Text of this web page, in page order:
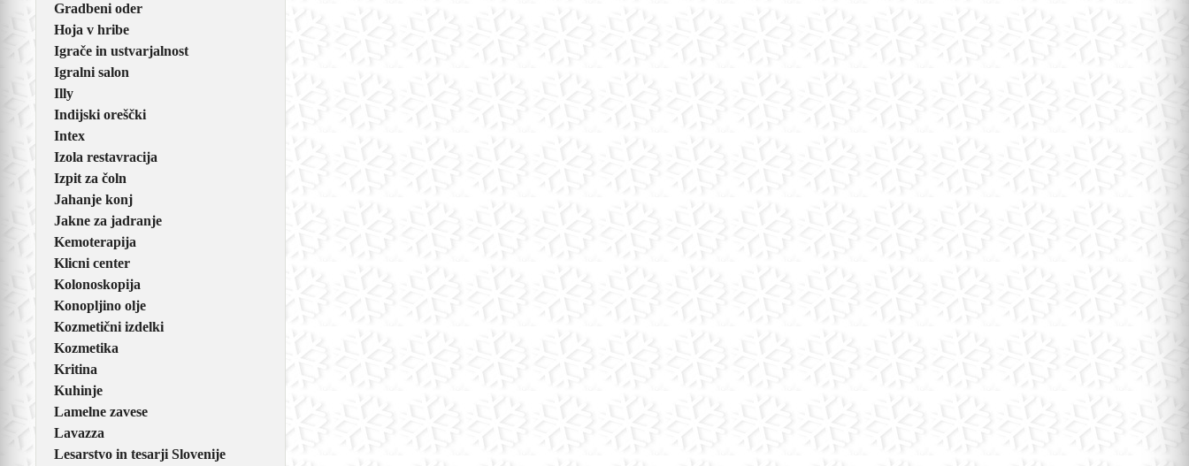
Gradbeni oder
Hoja v hribe
Igrače in ustvarjalnost
Igralni salon
Illy
Indijski oreščki
Intex
Izola restavracija
Izpit za čoln
Jahanje konj
Jakne za jadranje
Kemoterapija
Klicni center
Kolonoskopija
Konopljino olje
Kozmetični izdelki
Kozmetika
Kritina
Kuhinje
Lamelne zavese
Lavazza
Lesarstvo in tesarji Slovenije